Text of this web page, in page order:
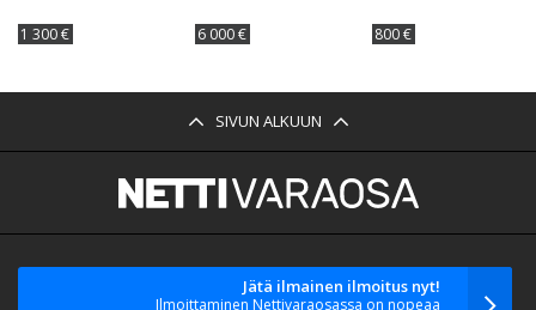
1 300 € 6 000 € 800 €
SIVUN ALKUUN
Jätä ilmainen ilmoitus nyt!
Ilmoittaminen Nettivaraosassa on nopeaa